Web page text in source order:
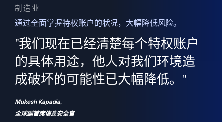
制造业
通过全面掌握特权账户的状况，大幅降低风险。
"我们现在已经清楚每个特权账户
的具体用途，他人对我们环境造
成破坏的可能性已大幅降低。"
Mukesh Kapadia,
全球副首席信息安全官